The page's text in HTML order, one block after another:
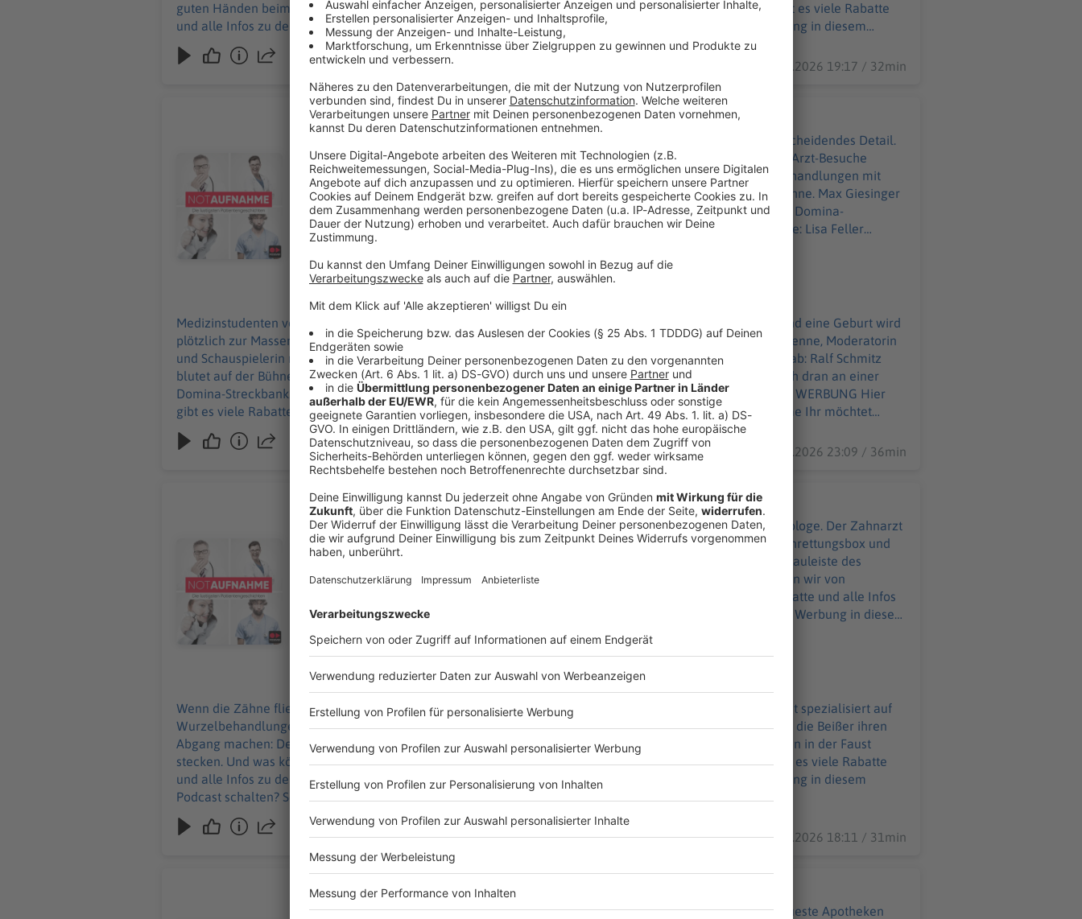
guten Händen beim 24‑Stunden‑Sanitätsdienst. Selbst im schrägsten *Schlammassel* … WERBUNG Hier gibt es viele Rabatte
und alle Infos zu den Werbepartnern und „NotAufnahme“: https://linktr.ee/notaufnahme Ihr möchtet Werbung in diesem
Podcast schalten? Schickt gerne eine E-Mail an: hallo@podever.de
28.07.2026 19:17 / 32min
Audiotitel - Lisa Feller
Lisa Feller
Medizinstudenten vergessen etwas in ihrem Körper. Dafür fehlt beim Röntgen ein entscheidendes Detail.
Und eine Geburt wird plötzlich zur Massenveranstaltung. Bei Lisa Feller sind sogar die Arzt-Besuche
starkes Stand-up. Die Comedienne, Moderatorin und Schauspielerin nimmt ihre Heilbehandlungen mit
Humor. Auch ihre Comedy-Kollegen bekommen was ab: Ralf Schmitz blutet auf der Bühne. Max Giesinger
wird von American-Football-Spielern gestoppt. Und Verona Pooth ist nah dran an einer Domina-
Streckbank... Keine Angst: Dieser Podcast ist „stöhnsauber“! Gast in dieser Podcast-Folge: Lisa Feller
WERBUNG Hier gibt es viele Rabatte und alle Infos zu den Werbepartnern und „NotAufnahme“:
https://linktr.ee/notaufnahme Ihr möchtet Werbung in diesem Podcast schalten? Schickt gerne eine E-Mail
an: hallo@podever.de
Medizinstudenten vergessen etwas in ihrem Körper. Dafür fehlt beim Röntgen ein entscheidendes Detail. Und eine Geburt wird
plötzlich zur Massenveranstaltung. Bei Lisa Feller sind sogar die Arzt-Besuche starkes Stand-up. Die Comedienne, Moderatorin
und Schauspielerin nimmt ihre Heilbehandlungen mit Humor. Auch ihre Comedy-Kollegen bekommen was ab: Ralf Schmitz
blutet auf der Bühne. Max Giesinger wird von American-Football-Spielern gestoppt. Und Verona Pooth ist nah dran an einer
Domina-Streckbank... Keine Angst: Dieser Podcast ist „stöhnsauber“! Gast in dieser Podcast-Folge: Lisa Feller WERBUNG Hier
gibt es viele Rabatte und alle Infos zu den Werbepartnern und „NotAufnahme“: https://linktr.ee/notaufnahme Ihr möchtet
Werbung in diesem Podcast schalten? Schickt gerne eine E-Mail an: hallo@podever.de
09.07.2026 23:09 / 36min
Audiotitel - Die schönsten Zahnunfälle Norddeutschlands
Die schönsten Zahnunfälle Norddeutschlands
Wenn die Zähne fliegen, ist er zur Stelle: Christoph Mahlke aus Wittingen ist Endodontologe. Der Zahnarzt
ist spezialisiert auf Wurzelbehandlungen und Traumatologie. Ralf kriecht in seine Zahnrettungsbox und
geht in Deckung, wenn die Beißer ihren Abgang machen: Denn eine Axt rutscht in die Kauleiste des
Baumfällers. Bei einem Kampfbiss bleibt der Zahn in der Faust stecken. Und was können wir von
zu den Werbepartnern und „NotAufnahme“: https://linktr.ee/notaufnahme Ihr möchtet Werbung in diesem
25.06.2026 18:11 / 31min
Wenn die Zähne fliegen, ist er zur Stelle: Christoph Mahlke aus Wittingen ist Endodontologe. Der Zahnarzt ist spezialisiert auf
Wurzelbehandlungen und Traumatologie. Ralf kriecht in seine Zahnrettungsbox und geht in Deckung, wenn die Beißer ihren
Abgang machen: Denn eine Axt rutscht in die Kauleiste des Baumfällers. Bei einem Kampfbiss bleibt der Zahn in der Faust
stecken. Und was können wir von Hooligans lernen, die ihre nächste Prügelei planen…? WERBUNG Hier gibt es viele Rabatte
und alle Infos zu den Werbepartnern und „NotAufnahme“: https://linktr.ee/notaufnahme Ihr möchtet Werbung in diesem
Podcast schalten? Schickt gerne eine E-Mail an: hallo@podever.de
25.06.2026 18:11 / 31min
Chronisch komisch
Eine Zahnbehandlung endet mit einem Denkzettel von der Decke, die Jagd auf die neueste Apotheken